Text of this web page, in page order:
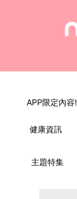
APP限定內容!
健康資訊
主題特集